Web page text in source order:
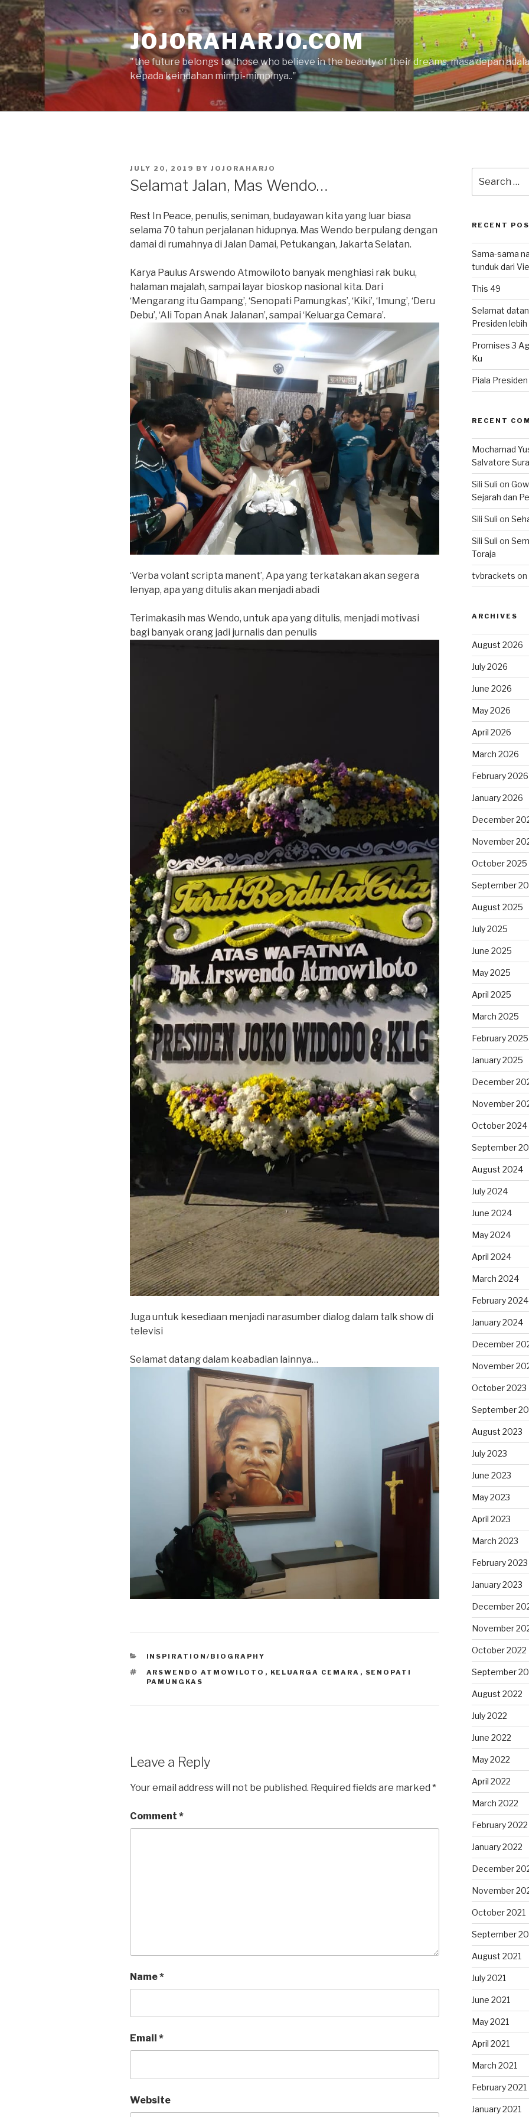
Skip
to
content
JOJORAHARJO.COM
"the future belongs to those who believe in the beauty of their dreams, masa depan
kepada keindahan mimpi-mimpinya.."
POSTED
JULY 20, 2019 BY JOJORAHARJO
Selamat Jalan, Mas Wendo…
Rest In Peace, penulis, seniman, budayawan kita yang luar biasa
selama 70 tahun perjalanan hidupnya. Mas Wendo berpulang dengan
damai di rumahnya di Jalan Damai, Petukangan, Jakarta Selatan.
Karya Paulus Arswendo Atmowiloto banyak menghiasi rak buku,
halaman majalah, sampai layar bioskop nasional kita. Dari
‘Mengarang itu Gampang’, ‘Senopati Pamungkas’, ‘Kiki’, ‘Imung’, ‘Deru
Debu’, ‘Ali Topan Anak Jalanan’, sampai ‘Keluarga Cemara’.
‘Verba volant scripta manent’, Apa yang terkatakan akan segera
lenyap, apa yang ditulis akan menjadi abadi
Terimakasih mas Wendo, untuk apa yang ditulis, menjadi motivasi
bagi banyak orang jadi jurnalis dan penulis
Juga untuk kesediaan menjadi narasumber dialog dalam talk show di
televisi
Selamat datang dalam keabadian lainnya…
CATEGORIES
INSPIRATION/BIOGRAPHY
TAGS
ARSWENDO ATMOWILOTO , KELUARGA CEMARA , SENOPATI
PAMUNGKAS
Leave a Reply
Your email address will not be published. Required fields are marked *
Comment *
Name*
Email *
Website
for:
RECENT
Sama-sama
tunduk dari
This 49
Selamat
Presiden lebih
Promises 3
Ku
Piala
RECENT
Mochamad
Salvatore
Sili Suli on
Sejarah dan
Sili Suli on
Sili Suli on
Toraja
tvbrackets on
ARCHIVES
August 2026
July 2026
June 2026
May 2026
April 2026
March 2026
February 2026
January 2026
December
November
October 2025
September
August 2025
July 2025
June 2025
May 2025
April 2025
March 2025
February 2025
January 2025
December
November
October 2024
September
August 2024
July 2024
June 2024
May 2024
April 2024
March 2024
February 2024
January 2024
December
November
October 2023
September
August 2023
July 2023
June 2023
May 2023
April 2023
March 2023
February 2023
January 2023
December
November
October 2022
September
August 2022
July 2022
June 2022
May 2022
April 2022
March 2022
February 2022
January 2022
December
November
October 2021
September
August 2021
July 2021
June 2021
May 2021
April 2021
March 2021
February 2021
January 2021